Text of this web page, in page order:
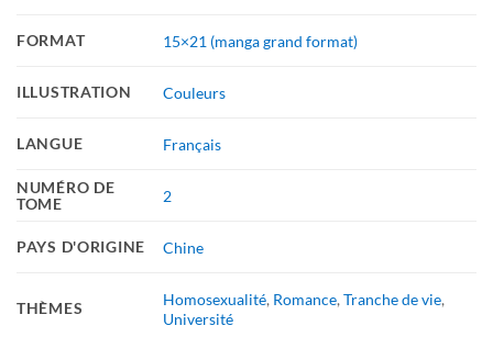
FORMAT 15×21 (manga grand format)
ILLUSTRATION Couleurs
LANGUE Français
NUMÉRO DE
TOME
2
PAYS D'ORIGINE Chine
THÈMES
Homosexualité, Romance,Tranche de vie,
Université